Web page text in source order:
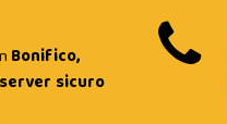
Bonifico,
server sicuro